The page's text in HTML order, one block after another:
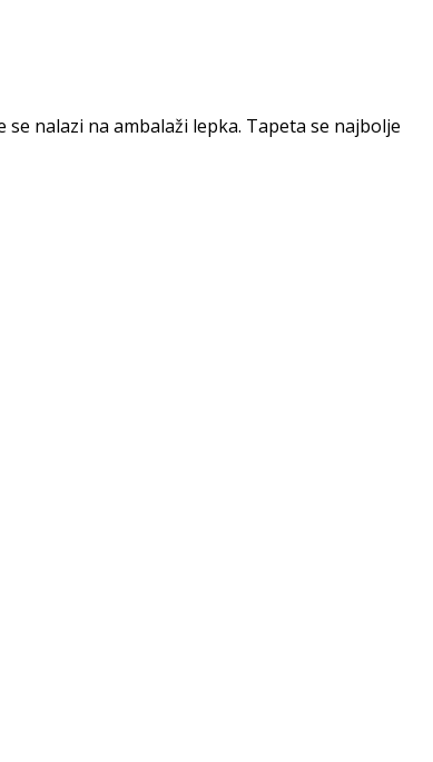
nalazi na ambalaži lepka. Tapeta se najbolje